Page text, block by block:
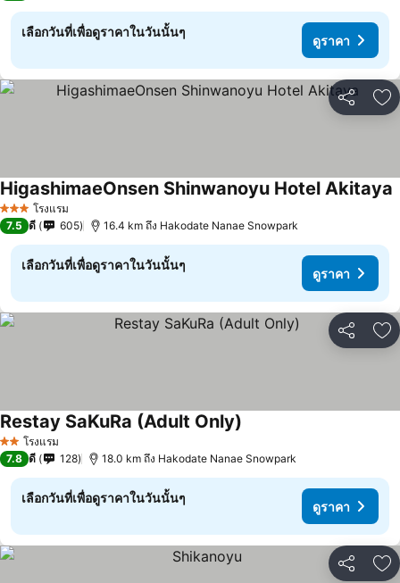
เลือกวันที่เพื่อดูราคาในวันนั้นๆ
ดูราคา
แชร์ เ
3 ดาว โรงแรม
HigashimaeOnsen Shinwanoyu Hotel Akitaya
7.5 ดี 605 16.4 km ถึง Hakodate Nanae Snowpark
เลือกวันที่เพื่อดูราคาในวันนั้นๆ
ดูราคา
แชร์ เ
2 ดาวโรงแรม
Restay SaKuRa (Adult Only)
7.8 ดี 128 18.0 km ถึง Hakodate Nanae Snowpark
เลือกวันที่เพื่อดูราคาในวันนั้นๆ
ดูราคา
แชร์ เ